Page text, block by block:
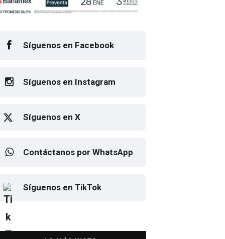
el cartel de Flow Fest 2026
Síguenos en Facebook
Síguenos en Instagram
Síguenos en X
Contáctanos por WhatsApp
Elton John regresa a CDMX
para despedirse en el Estadio